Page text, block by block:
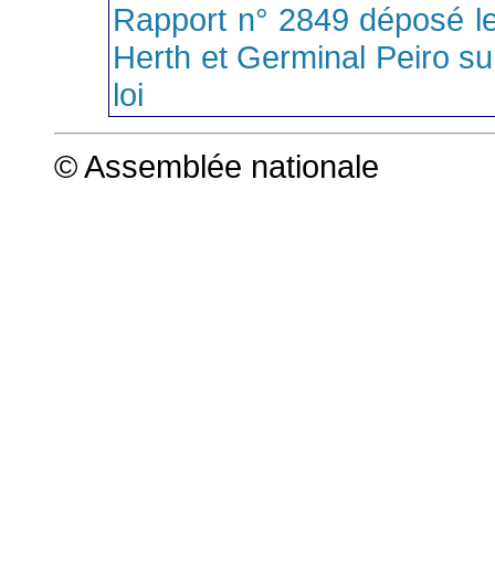
Rapport n° 2849 déposé
Herth et Germinal Peiro
loi
© Assemblée nationale